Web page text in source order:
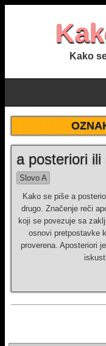
Kako
a posteriori ili
Slovo A
Kako se piše a
drugo. Značenje reči
koji se povezuje sa
osnovi pretpostavke
proverena. Aposteriori